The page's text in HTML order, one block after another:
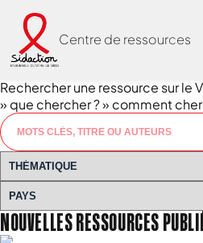
Centre de ressources
Rechercher une ressource sur le
» que chercher ?» comment
NOUVELLES RESSOURCES